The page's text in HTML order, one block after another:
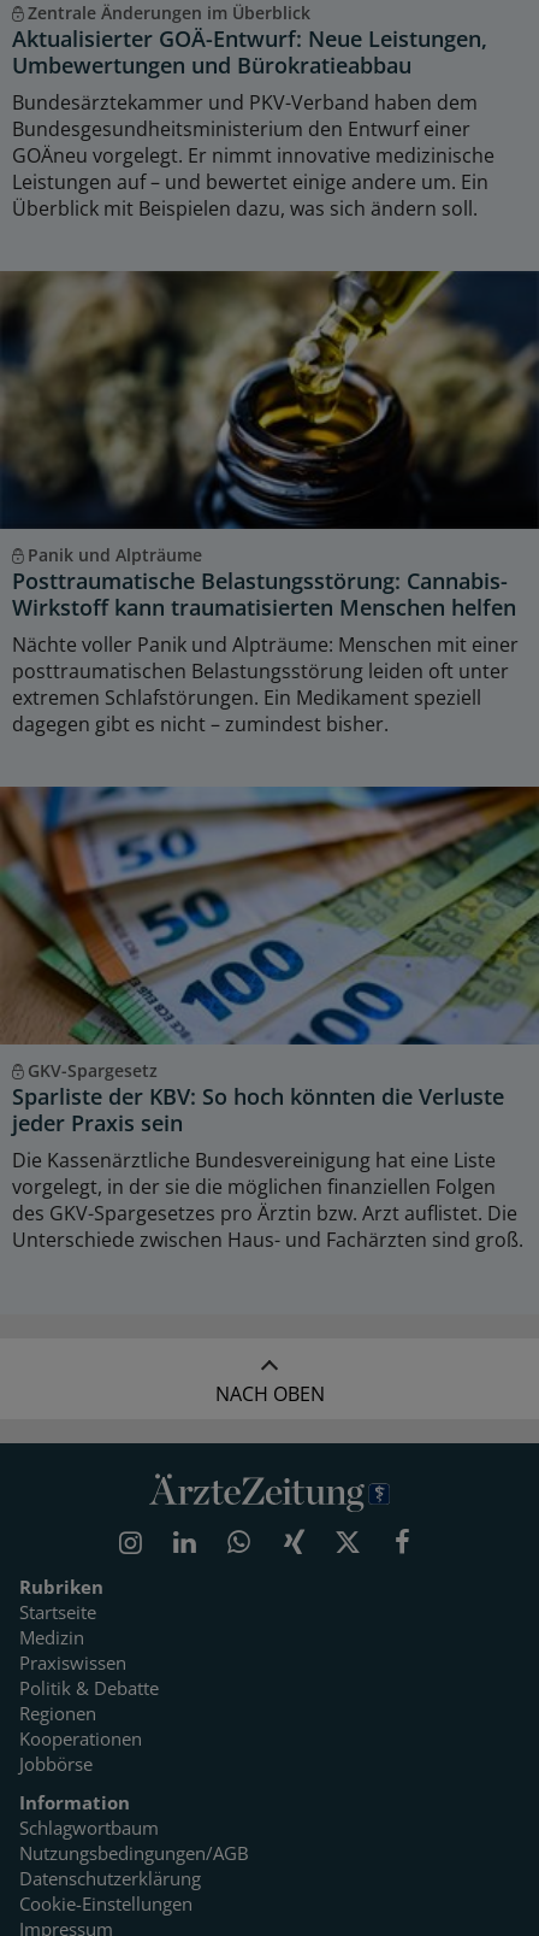
Zentrale Änderungen im Überblick
Aktualisierter GOÄ-Entwurf: Neue Leistungen,
Umbewertungen und Bürokratieabbau
Bundesärztekammer und PKV-Verband haben dem
Bundesgesundheitsministerium den Entwurf einer
GOÄneu vorgelegt. Er nimmt innovative medizinische
Leistungen auf – und bewertet einige andere um. Ein
Überblick mit Beispielen dazu, was sich ändern soll.
Panik und Alpträume
Posttraumatische Belastungsstörung: Cannabis-
Wirkstoff kann traumatisierten Menschen helfen
Nächte voller Panik und Alpträume: Menschen mit einer
posttraumatischen Belastungsstörung leiden oft unter
extremen Schlafstörungen. Ein Medikament speziell
dagegen gibt es nicht – zumindest bisher.
GKV-Spargesetz
Sparliste der KBV: So hoch könnten die Verluste
jeder Praxis sein
Die Kassenärztliche Bundesvereinigung hat eine Liste
vorgelegt, in der sie die möglichen finanziellen Folgen
des GKV-Spargesetzes pro Ärztin bzw. Arzt auflistet. Die
Unterschiede zwischen Haus- und Fachärzten sind groß.
NACH OBEN
Rubriken
Startseite
Medizin
Praxiswissen
Politik & Debatte
Regionen
Kooperationen
Jobbörse
Information
Schlagwortbaum
Nutzungsbedingungen/AGB
Datenschutzerklärung
Cookie-Einstellungen
Impressum